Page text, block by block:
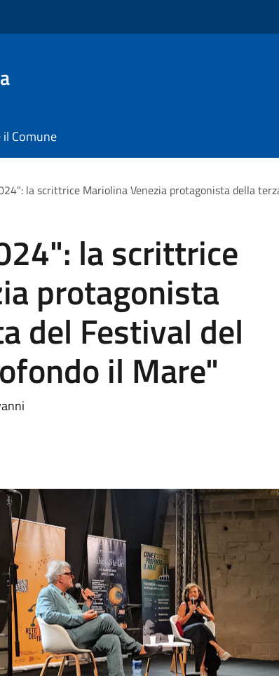
il Comune
la scrittrice Mariolina Venezia protagonista della
la scrittrice
protagonista
del Festival del
il Mare"